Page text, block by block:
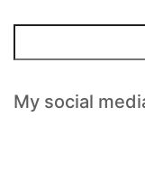
h
eMy social